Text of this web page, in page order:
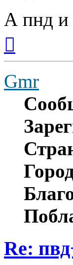
А пнд и
началу
Gmr
Re: